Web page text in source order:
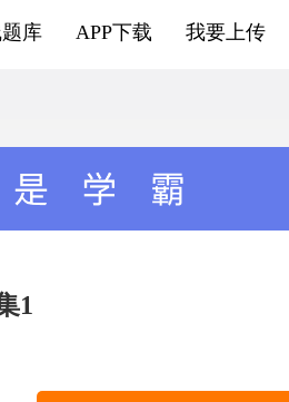
我要上传
APP下载
库
1